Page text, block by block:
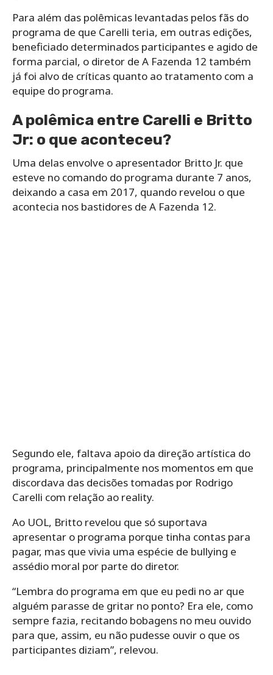
Para além das polêmicas levantadas pelos fãs do
programa de que Carelli teria, em outras edições,
beneficiado determinados participantes e agido de
forma parcial, o diretor de A Fazenda 12 também
já foi alvo de críticas quanto ao tratamento com a
equipe do programa.
A polêmica entre Carelli e Britto
Jr: o que aconteceu?
Uma delas envolve o apresentador Britto Jr. que
esteve no comando do programa durante 7 anos,
deixando a casa em 2017, quando revelou o que
acontecia nos bastidores de A Fazenda 12.
Segundo ele, faltava apoio da direção artística do
programa, principalmente nos momentos em que
discordava das decisões tomadas por Rodrigo
Carelli com relação ao reality.
Ao UOL, Britto revelou que só suportava
apresentar o programa porque tinha contas para
pagar, mas que vivia uma espécie de bullying e
assédio moral por parte do diretor.
“Lembra do programa em que eu pedi no ar que
alguém parasse de gritar no ponto? Era ele, como
sempre fazia, recitando bobagens no meu ouvido
para que, assim, eu não pudesse ouvir o que os
participantes diziam”, relevou.